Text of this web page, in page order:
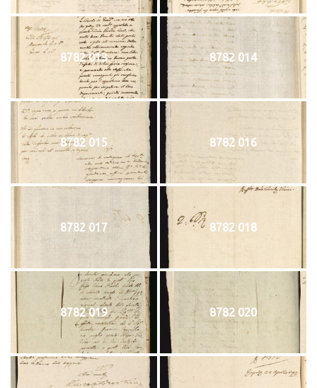
8782 013 8782 014
8782 015 8782 016
8782 017 8782 018
8782 019 8782 020